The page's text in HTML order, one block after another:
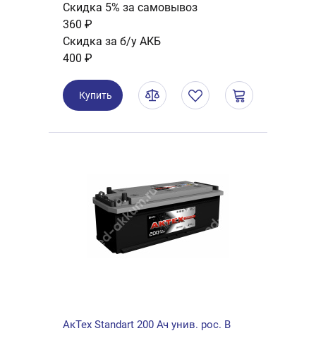
Скидка 5% за самовывоз
360 ₽
Скидка за б/у АКБ
400 ₽
Купить
АкТех Standart 200 Ач унив. рос. B